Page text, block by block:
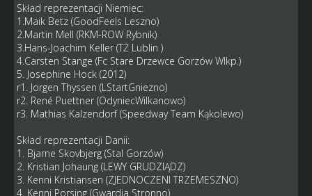
Skład reprezentacji Niemiec:
1.Maik Betz (GoodFeels Leszno)
2.Martin Mell (RKM-ROW Rybnik)
3.Hans-Joachim Keller (TŻ Lublin )
4.Carsten Stange (Fc Stare Drzewce Gorzów Wlkp.)
5. Josephine Hock (2012)
r1. Jorgen Thyssen (LStartGniezno)
r2. René Puettner (OdyniecWilkanowo)
r3. Mathias Kalzendorf (Speedway Team Kąkolewo)
Skład reprezentacji Danii:
1. Bjarne Skovbjerg (Stal Gorzów)
2. Kristian Johaung (LEWY GRUDZIĄDZ)
3. Kenni Kristiansen (ZJEDNOCZENI TRZEMESZNO)
4. Kenni Porsing (Gwardia Stronno)